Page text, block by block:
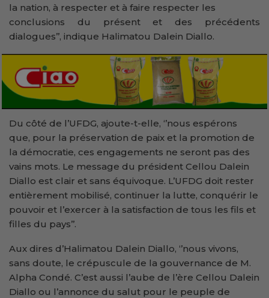
la nation, à respecter et à faire respecter les
conclusions du présent et des précédents
dialogues’’, indique Halimatou Dalein Diallo.
Du côté de l’UFDG, ajoute-t-elle, ‘’nous espérons
que, pour la préservation de paix et la promotion de
la démocratie, ces engagements ne seront pas des
vains mots. Le message du président Cellou Dalein
Diallo est clair et sans équivoque. L’UFDG doit rester
entièrement mobilisé, continuer la lutte, conquérir le
pouvoir et l’exercer à la satisfaction de tous les fils et
filles du pays’’.
Aux dires d’Halimatou Dalein Diallo, ‘’nous vivons,
sans doute, le crépuscule de la gouvernance de M.
Alpha Condé. C’est aussi l’aube de l’ère Cellou Dalein
Diallo ou l’annonce du salut pour le peuple de